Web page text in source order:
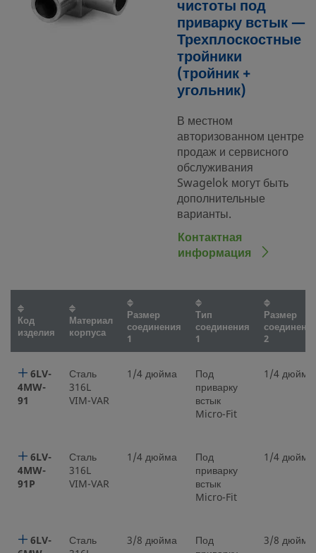
чистоты под
приварку встык —
Трехплоскостные
тройники
(тройник +
угольник)
В местном
авторизованном центре
продаж и сервисного
обслуживания
Swagelok могут быть
дополнительные
варианты.
Контактная
информация
Код
изделия
Материал
корпуса
Размер
соединения
1
Тип
соединения
1
Размер
2
6LV-
4MW-
91
Сталь
316L
VIM-VAR
1/4 дюйма
Под
приварку
встык
Micro-Fit
1/4 дюйма
6LV-
4MW-
91P
Сталь
316L
VIM-VAR
1/4 дюйма
Под
приварку
встык
Micro-Fit
1/4 дюйма
6LV-
Сталь
3/8 дюйма
Под
3/8 дюйма